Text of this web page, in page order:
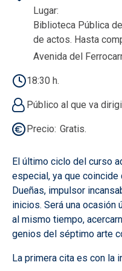
Lugar
Biblioteca Pública
de actos. Hasta
Avenida del
18:30 h.
Público al que va
Precio Gratis.
El último ciclo del curso
especial, ya que
Dueñas, impulsor
inicios. Será una ocasión
al mismo tiempo,
genios del séptimo arte
La primera cita es con la